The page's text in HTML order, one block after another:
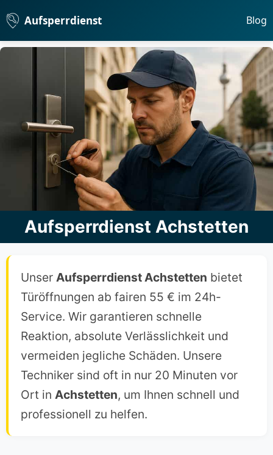
Aufsperrdienst Blog
Aufsperrdienst Achstetten
Unser Aufsperrdienst Achstetten bietet
Türöffnungen ab fairen 55 € im 24h-
Service. Wir garantieren schnelle
Reaktion, absolute Verlässlichkeit und
vermeiden jegliche Schäden. Unsere
Techniker sind oft in nur 20 Minuten vor
Ort in Achstetten, um Ihnen schnell und
professionell zu helfen.